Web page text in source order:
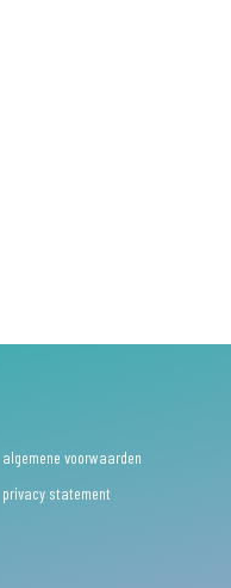
algemene voorwaarden
privacy statement